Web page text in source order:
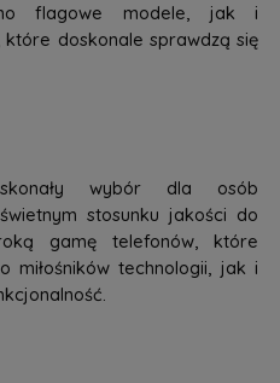
flagowe modele, jak i
które doskonale sprawdzą się
wybór dla osób
stosunku jakości do
gamę telefonów, które
miłośników technologii, jak i